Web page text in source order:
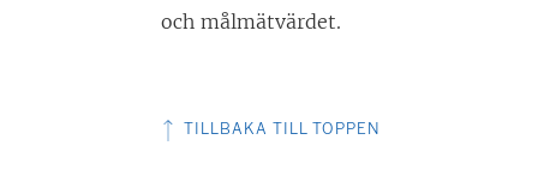
och målmätvärdet.
TILLBAKA TILL TOPPEN